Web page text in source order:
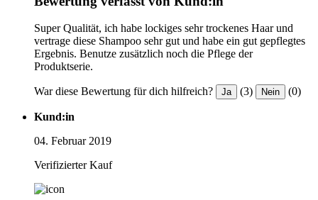
Super Qualität, ich habe lockiges sehr trockenes Haar und
vertrage diese Shampoo sehr gut und habe ein gut gepflegtes
Ergebnis. Benutze zusätzlich noch die Pflege der
Produktserie.
War diese Bewertung für dich hilfreich? Ja (3) Nein (0)
Kund:in
04. Februar 2019
Verifizierter Kauf